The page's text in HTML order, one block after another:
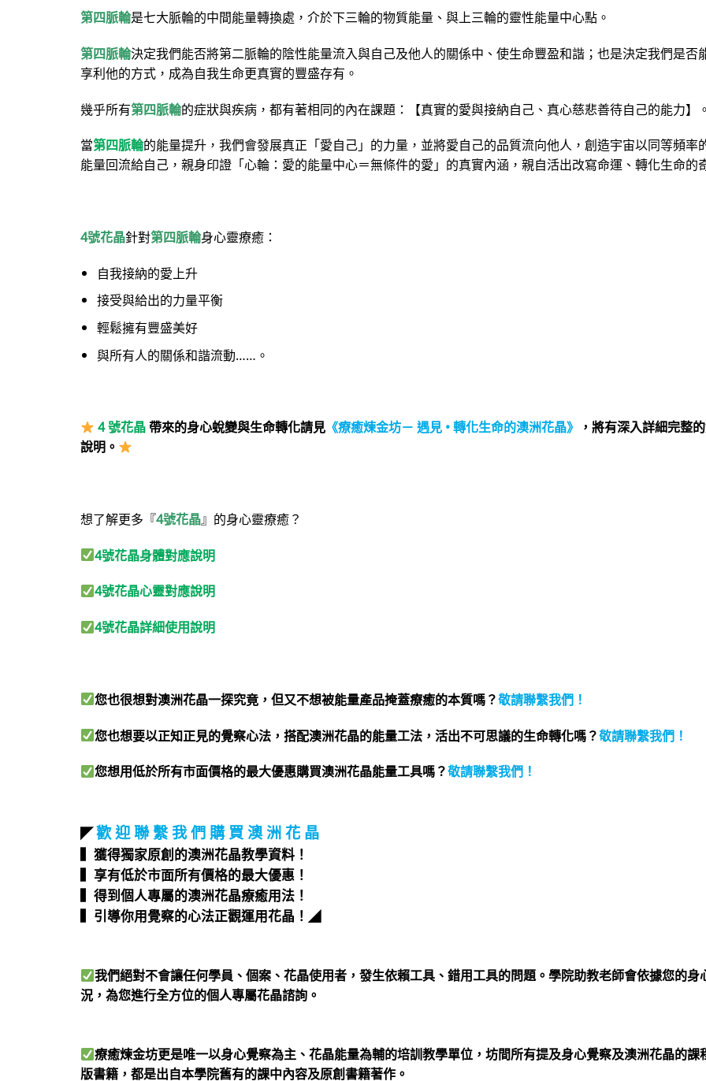
第四脈輪是七大脈輪的中間能量轉換處，介於下三輪的物質能量、與上三輪的靈性能量中心點。
第四脈輪決定我們能否將第二脈輪的陰性能量流入與自己及他人的關係中、使生命豐盈和諧；也是決定我們是否
享利他的方式，成為自我生命更真實的豐盛存有。
幾乎所有第四脈輪的症狀與疾病，都有著相同的內在課題：【真實的愛與接納自己、真心慈悲善待自己的能力】
當第四脈輪的能量提升，我們會發展真正「愛自己」的力量，並將愛自己的品質流向他人，創造宇宙以同等頻率
能量回流給自己，親身印證「心輪：愛的能量中心＝無條件的愛」的真實內涵，親自活出改寫命運、轉化生命的
4號花晶針對第四脈輪身心靈療癒：
自我接納的愛上升
接受與給出的力量平衡
輕鬆擁有豐盛美好
與所有人的關係和諧流動……。
4 號花晶 帶來的身心蛻變與生命轉化請見 《療癒煉金坊－ 遇見 • 轉化生命的澳洲花晶》
，將有深入詳細完整
說明。
想了解更多『4號花晶』的身心靈療癒？
4號花晶身體對應說明
4號花晶心靈對應說明
4號花晶詳細使用說明
您也很想對澳洲花晶一探究竟，但又不想被能量產品掩蓋療癒的本質嗎？敬請聯繫我們 ！
您也想要以正知正見的覺察心法，搭配澳洲花晶的能量工法，活出不可思議的生命轉化嗎？敬請聯繫我們 ！
您想用低於所有市面價格的最大優惠購買澳洲花晶能量工具嗎？敬請聯繫我們 ！
◤歡 迎 聯 繫 我 們 購 買 澳 洲 花 晶
▍獲得獨家原創的澳洲花晶教學資料！
▍享有低於市面所有價格的最大優惠！
▍得到個人專屬的澳洲花晶療癒用法！
▍引導你用覺察的心法正觀運用花晶！ ◢
我們絕對不會讓任何學員、個案、花晶使用者，發生依賴工具、錯用工具的問題。學院助教老師會依據您的身
況，為您進行全方位的個人專屬花晶諮詢。
療癒煉金坊更是唯一以身心覺察為主、花晶能量為輔的培訓教學單位，坊間所有提及身心覺察及澳洲花晶的課
版書籍，都是出自本學院舊有的課中內容及原創書籍著作。